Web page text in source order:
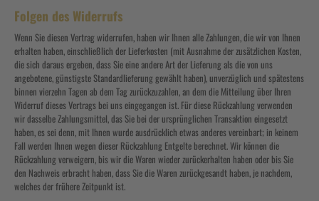
Folgen des Widerrufs
Wenn Sie diesen Vertrag widerrufen, haben wir Ihnen alle Zahlungen, die wir von Ihnen
erhalten haben, einschließlich der Lieferkosten (mit Ausnahme der zusätzlichen Kosten,
die sich daraus ergeben, dass Sie eine andere Art der Lieferung als die von uns
angebotene, günstigste Standardlieferung gewählt haben), unverzüglich und spätestens
binnen vierzehn Tagen ab dem Tag zurückzuzahlen, an dem die Mitteilung über Ihren
Widerruf dieses Vertrags bei uns eingegangen ist. Für diese Rückzahlung verwenden
wir dasselbe Zahlungsmittel, das Sie bei der ursprünglichen Transaktion eingesetzt
haben, es sei denn, mit Ihnen wurde ausdrücklich etwas anderes vereinbart; in keinem
Fall werden Ihnen wegen dieser Rückzahlung Entgelte berechnet. Wir können die
Rückzahlung verweigern, bis wir die Waren wieder zurückerhalten haben oder bis Sie
den Nachweis erbracht haben, dass Sie die Waren zurückgesandt haben, je nachdem,
welches der frühere Zeitpunkt ist.